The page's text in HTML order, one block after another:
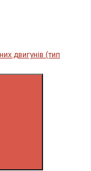
двигунів (тип